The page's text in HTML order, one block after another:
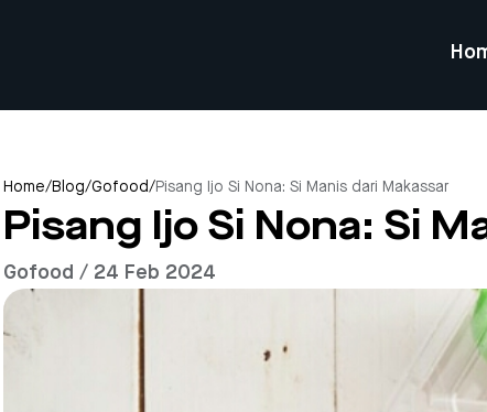
Home/Blog/Gofood/Pisang Ijo Si Nona: Si Manis dari Makassar
Pisang Ijo Si Nona: Si
Gofood / 24 Feb 2024